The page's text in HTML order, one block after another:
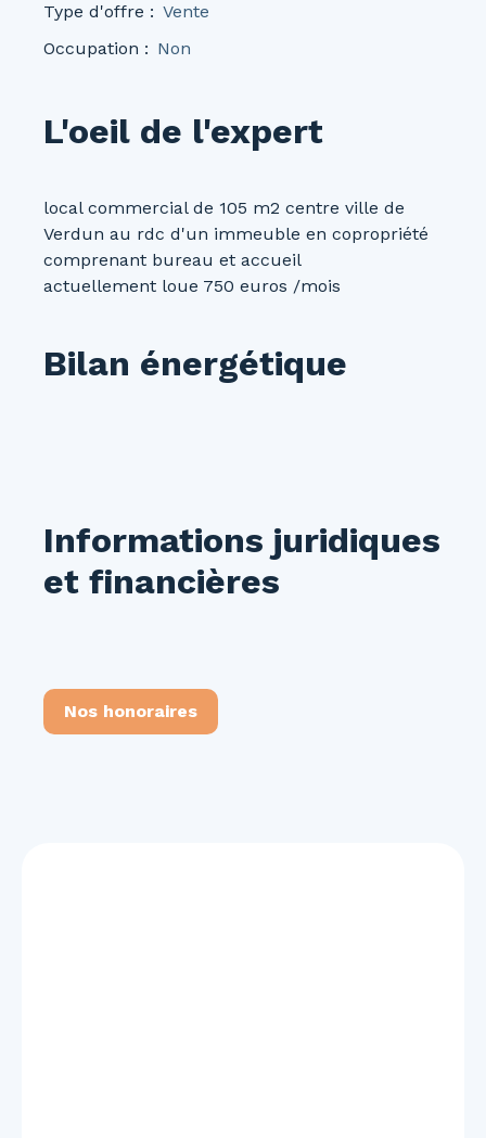
Type d'offre : Vente
Occupation : Non
L'oeil de l'expert
local commercial de 105 m2 centre ville de
Verdun au rdc d'un immeuble en copropriété
comprenant bureau et accueil
actuellement loue 750 euros /mois
Bilan énergétique
Informations juridiques
et financières
Nos honoraires